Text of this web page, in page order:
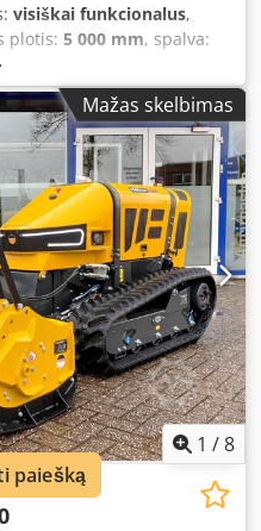
visiškai funkcionalus,
plotis: 5 000 mm, spalva:
šienapjovė
(45 AG), trijų taškų
2100 kg. Pavara per
min. - Didžiausias
m - Hidraulinė sistema
l/min, 210 bar), įskaitant
nuo susidūrimo -
Svirčio plūduriavimo
- Pjovimo rotoriaus
komplektas trijų taškų
valdymas viena
metai 2025
Mažas skelbimas
1 /8
paiešką